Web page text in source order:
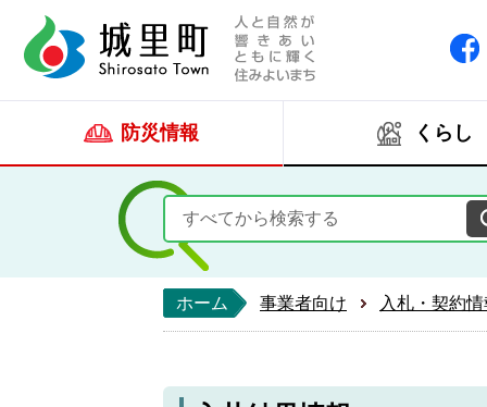
防災情報 くらし
ホーム 事業者向け 入札・契約